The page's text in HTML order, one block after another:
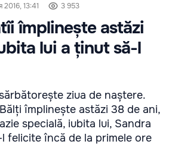
2016, 13:41 3 953
împlinește astăzi
lui a ținut să-l
ziua de naștere.
împlinește astăzi 38 de ani,
specială, iubita lui, Sandra
felicite încă de la primele ore